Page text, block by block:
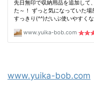
www.yuika-bob.com